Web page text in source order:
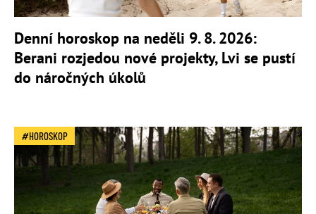
Denní horoskop na neděli 9. 8. 2026:
Berani rozjedou nové projekty, Lvi se pustí
do náročných úkolů
HOROSKOP